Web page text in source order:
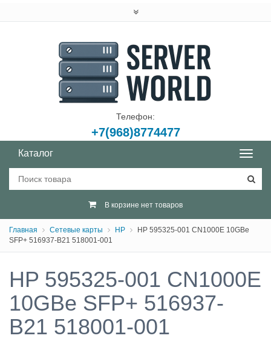
Телефон:
+7(968)8774477
Каталог
В корзине нет товаров
Главная Сетевые карты HP
HP 595325-001 CN1000E 10GBe
SFP+ 516937-B21 518001-001
HP 595325-001 CN1000E
10GBe SFP+ 516937-
B21 518001-001